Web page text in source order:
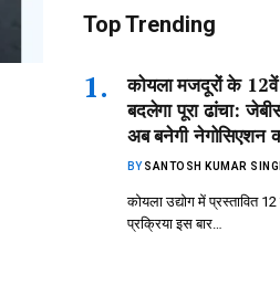
Top Trending
कोयला मजदूरों के
बदलेगा पूरा ढांचा:
अब बनेगी नेगोसिएशन
BY SANTOSH KUMAR
कोयला उद्योग में प्रस्तावित
प्रक्रिया इस बार…